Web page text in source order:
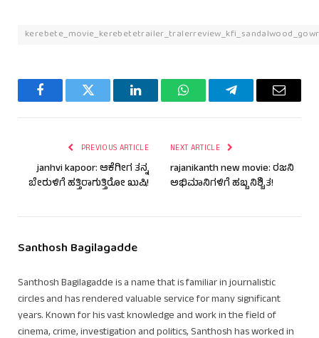
FacebookTwitter LinkedInWhatsAppTelegramEmail
PREVIOUS ARTICLE
janhvi kapoor: ಆಕೆಗೀಗ ತನ್ನ
ಬೇರುಳಿಗೆ ಹತ್ತಿರಾಗುತ್ತಿರೋ ಖುಷಿ!
NEXT ARTICLE
rajanikanth new movie: ರಜನಿ
ಅಭಿಮಾನಿಗಳಿಗೆ ಹಬ್ಬ ನಿಶ್ಚಿತ!
Santhosh Bagilagadde
Santhosh Bagilagadde is a name that is familiar in journalistic
circles and has rendered valuable service for many significant
years. Known for his vast knowledge and work in the field of
cinema, crime, investigation and politics, Santhosh has worked in